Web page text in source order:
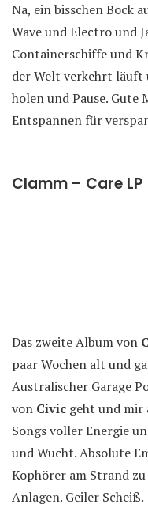
Na, ein bisschen Bock
Wave und Electro und
Containerschiffe und
der Welt verkehrt läuft
holen und Pause.
Entspannen für
Clamm – Care LP
Das zweite Album von
paar Wochen alt und
Australischer Garage
von Civic geht und mir
Songs voller Energie
und Wucht. Absolute
Kophörer am Strand
Anlagen. Geiler Scheiß.